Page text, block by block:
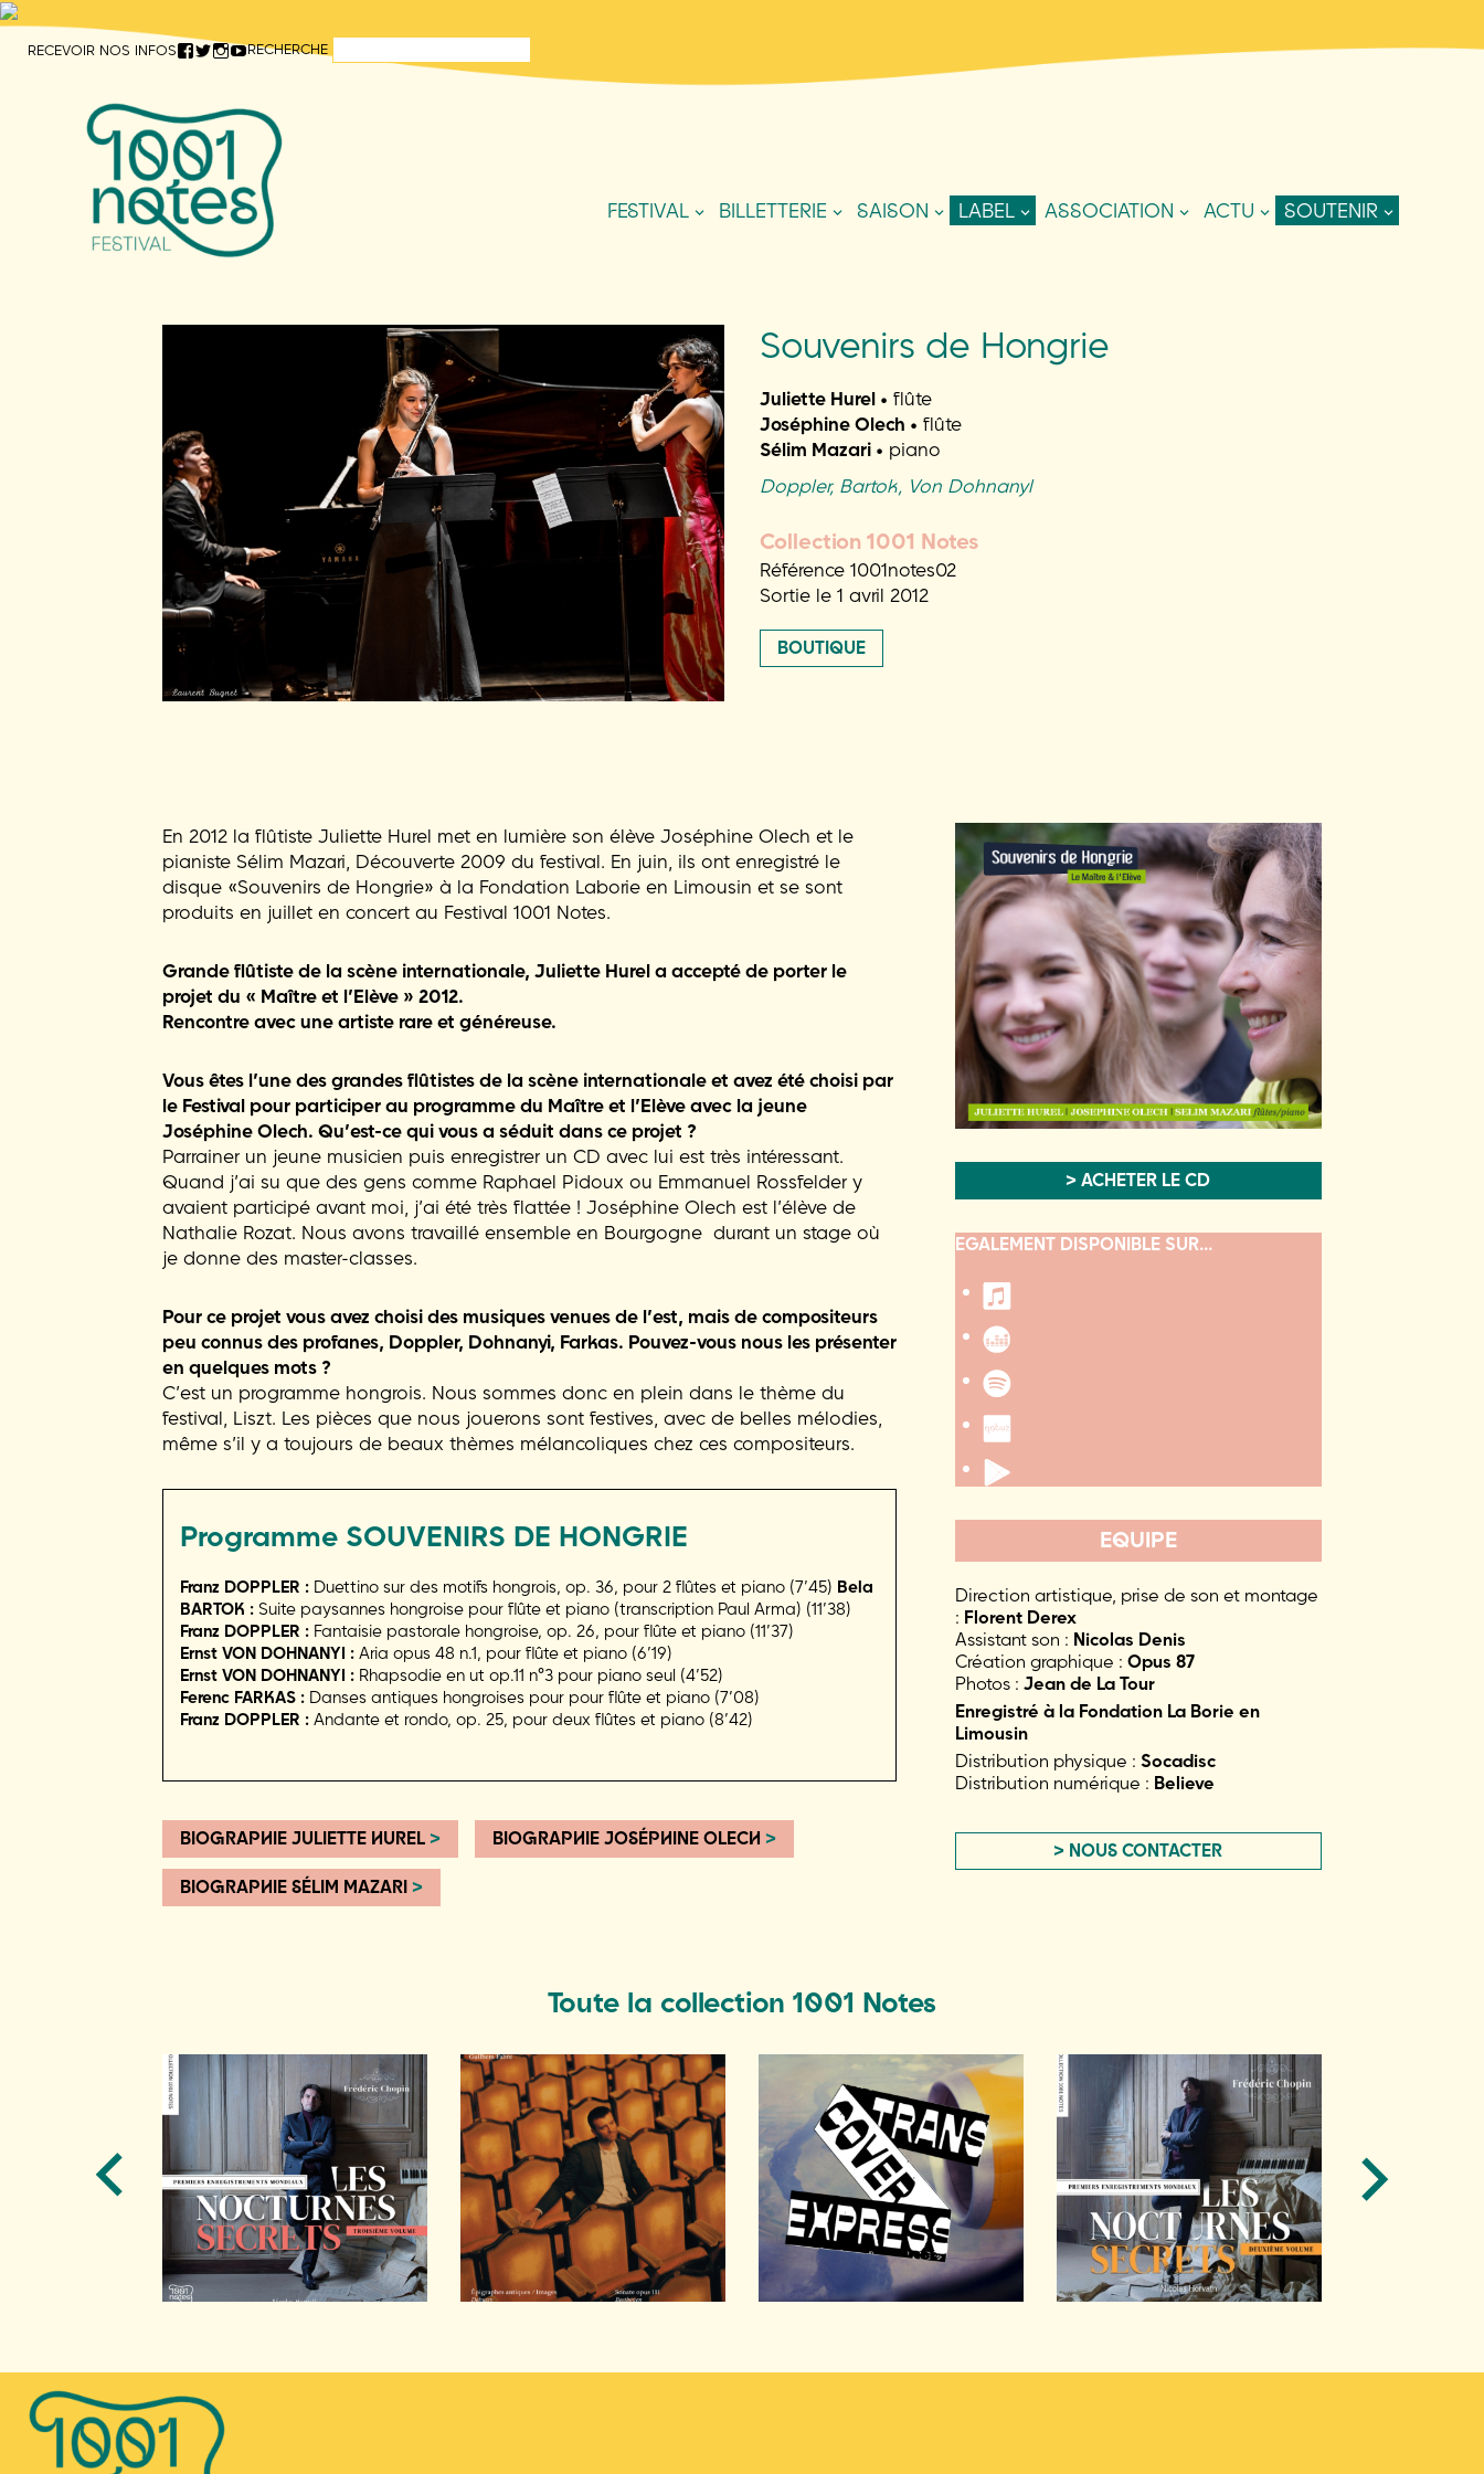
directement
RECEVOIR NOS INFOS RECHERCHE
FESTIVAL BILLETTERIE SAISON LABEL ASSOCIATION ACTU SOUTENIR
Souvenirs de Hongrie
Juliette Hurel • flûte
Joséphine Olech • flûte
Sélim Mazari • piano
Doppler, Bartok, Von Dohnanyl
Collection 1001 Notes
Référence 1001notes02
Sortie le 1 avril 2012
BOUTIQUE
En 2012 la flûtiste Juliette Hurel met en lumière son élève Joséphine Olech et le
pianiste Sélim Mazari, Découverte 2009 du festival. En juin, ils ont enregistré le
disque «Souvenirs de Hongrie» à la Fondation Laborie en Limousin et se sont
produits en juillet en concert au Festival 1001 Notes.
Grande flûtiste de la scène internationale, Juliette Hurel a accepté de porter le
projet du « Maître et l’Elève » 2012.
Rencontre avec une artiste rare et généreuse.
Vous êtes l’une des grandes flûtistes de la scène internationale et avez été choisi par
le Festival pour participer au programme du Maître et l’Elève avec la jeune
Joséphine Olech. Qu’est-ce qui vous a séduit dans ce projet ?
Parrainer un jeune musicien puis enregistrer un CD avec lui est très intéressant.
Quand j’ai su que des gens comme Raphael Pidoux ou Emmanuel Rossfelder y
avaient participé avant moi, j’ai été très flattée ! Joséphine Olech est l’élève de
Nathalie Rozat. Nous avons travaillé ensemble en Bourgogne durant un stage où
je donne des master-classes.
Pour ce projet vous avez choisi des musiques venues de l’est, mais de compositeurs
peu connus des profanes, Doppler, Dohnanyi, Farkas. Pouvez-vous nous les présenter
en quelques mots ?
C’est un programme hongrois. Nous sommes donc en plein dans le thème du
festival, Liszt. Les pièces que nous jouerons sont festives, avec de belles mélodies,
même s’il y a toujours de beaux thèmes mélancoliques chez ces compositeurs.
Programme SOUVENIRS DE HONGRIE
Franz DOPPLER : Duettino sur des motifs hongrois, op. 36, pour 2 flûtes et piano (7’45) Bela
BARTOK : Suite paysannes hongroise pour flûte et piano (transcription Paul Arma) (11’38)
Franz DOPPLER : Fantaisie pastorale hongroise, op. 26, pour flûte et piano (11’37)
Ernst VON DOHNANYI : Aria opus 48 n.1, pour flûte et piano (6’19)
Ernst VON DOHNANYI : Rhapsodie en ut op.11 n°3 pour piano seul (4’52)
Ferenc FARKAS : Danses antiques hongroises pour pour flûte et piano (7’08)
Franz DOPPLER : Andante et rondo, op. 25, pour deux flûtes et piano (8’42)
BIOGRAPHIE JULIETTE HUREL > BIOGRAPHIE JOSÉPHINE OLECH >
BIOGRAPHIE SÉLIM MAZARI >
> ACHETER LE CD
EGALEMENT DISPONIBLE SUR...
EQUIPE
Direction artistique, prise de son et montage
: Florent Derex
Assistant son : Nicolas Denis
Création graphique : Opus 87
Photos : Jean de La Tour
Enregistré à la Fondation La Borie en
Limousin
Distribution physique : Socadisc
Distribution numérique : Believe
> NOUS CONTACTER
Toute la collection 1001 Notes